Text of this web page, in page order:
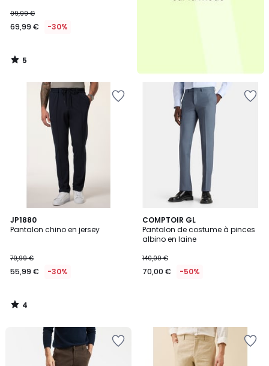
99,99 €
69,99 € -30%
5
/
JP1880
Pantalon chino en jersey
79,99 €
55,99 € -30%
4
/
4
/
COMPTOIR GL
Pantalon de costume à pinces
albino en laine
140,00 €
70,00 € -50%